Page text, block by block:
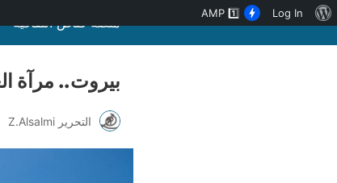
منصة قنّاص الثقافية
بيروت.. مرآة
التحرير Z.Alsalmi
نبذةLog In
AMP 1️⃣